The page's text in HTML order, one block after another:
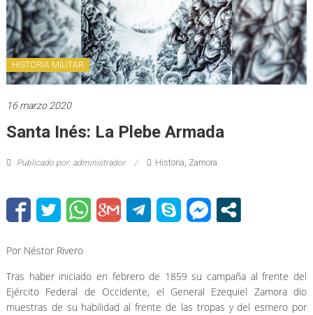
HISTORIA MILITAR
16 marzo 2020
Santa Inés: La Plebe Armada
Publicado por: administrador Historia, Zamora
Por Néstor Rivero
Tras haber iniciado en febrero de 1859 su campaña al frente del
Ejército Federal de Occidente, el General Ezequiel Zamora dio
muestras de su habilidad al frente de las tropas y del esmero por